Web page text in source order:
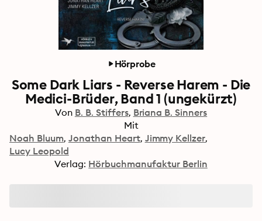
Hörprobe
Some Dark Liars - Reverse Harem - Die
Medici-Brüder, Band 1 (ungekürzt)
Von B. B. Stiffers Briana B. Sinners
Mit
Noah Bluum Jonathan Heart Jimmy Kellzer
Lucy Leopold
Verlag: Hörbuchmanufaktur Berlin